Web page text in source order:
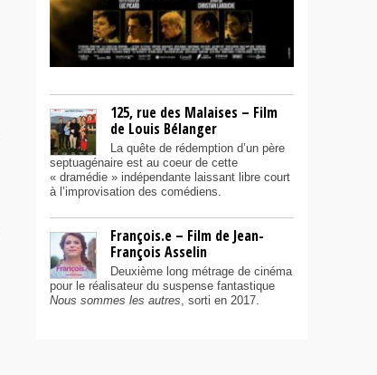
125, rue des Malaises – Film
de Louis Bélanger
La quête de rédemption d’un père
septuagénaire est au coeur de cette
« dramédie » indépendante laissant libre court
à l’improvisation des comédiens.
François.e – Film de Jean-
François Asselin
Deuxième long métrage de cinéma
pour le réalisateur du suspense fantastique
Nous sommes les autres, sorti en 2017.